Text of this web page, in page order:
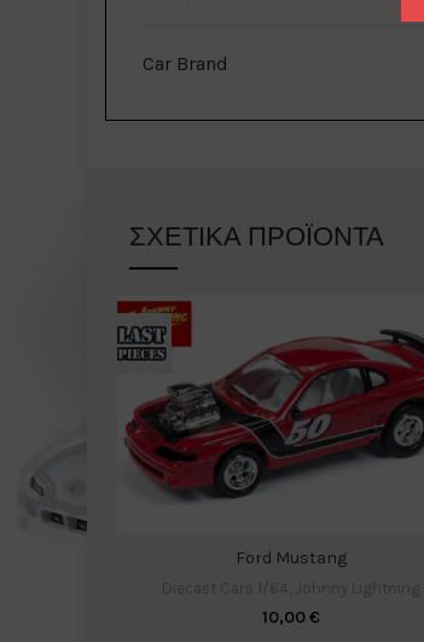
Car Brand
ΣΧΕΤΙΚΆ ΠΡΟΪΌΝΤΑ
Ford Mustang
10,00€